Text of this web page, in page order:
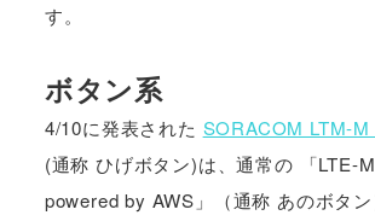
す。
ボタン系
4/10に発表された SORACOM LTM-
(通称 ひげボタン)は、通常の 「LTE-
powered by AWS」（通称 あのボタ